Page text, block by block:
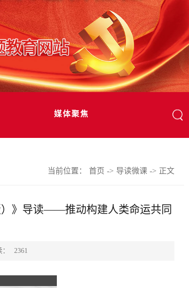
媒体聚焦
当前位置： 首页 -> 导读微课 -> 正文
）》导读——推动构建人类命运共同
2361